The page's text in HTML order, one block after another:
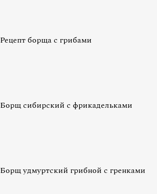
Рецепт борща с грибами
Борщ сибирский с фрикадельками
Борщ удмуртский грибной с гренками